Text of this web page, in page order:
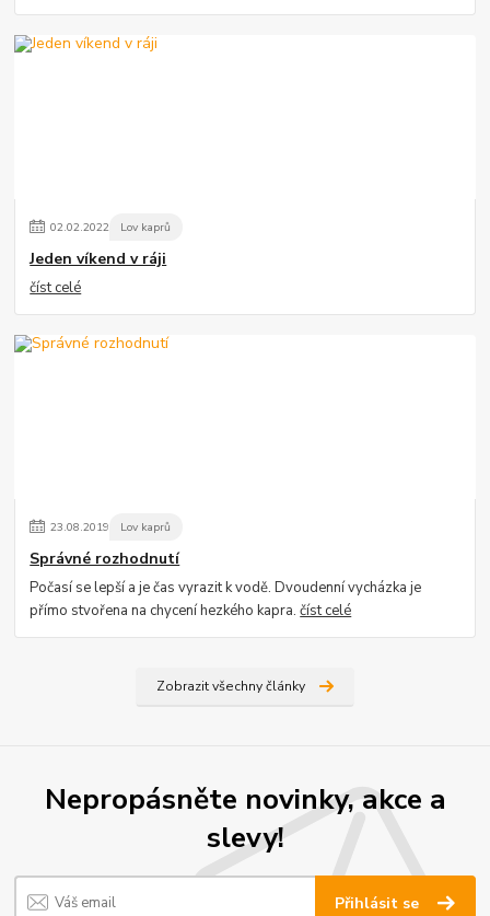
02.02.2022 Lov kaprů
Jeden víkend v ráji
číst celé
23.08.2019 Lov kaprů
Správné rozhodnutí
Počasí se lepší a je čas vyrazit k vodě. Dvoudenní vycházka je
přímo stvořena na chycení hezkého kapra.číst celé
Zobrazit všechny články
Nepropásněte novinky, akce a
slevy!
Přihlásit se